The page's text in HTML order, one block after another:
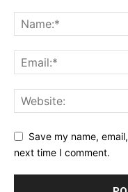
Save my name,
next time I comment.